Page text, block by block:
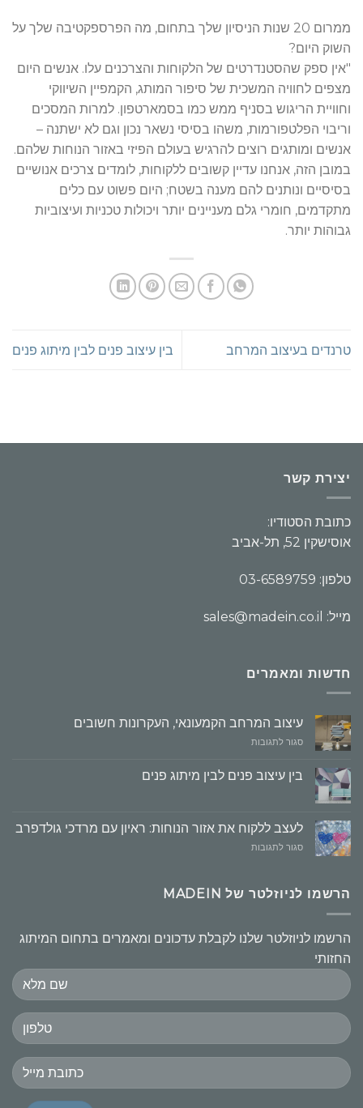
ממרום 20 שנות הניסיון שלך בתחום, מה הפרספקטיבה שלך על
השוק היום?
"אין ספק שהסטנדרטים של הלקוחות והצרכנים עלו. אנשים היום
מצפים לחוויה המשכית של סיפור המותג, הקמפיין השיווקי
וחוויית הריגוש בסניף ממש כמו בסמארטפון. למרות המסכים
וריבוי הפלטפורמות, משהו בסיסי נשאר נכון וגם לא ישתנה –
אנשים ומותגים רוצים להרגיש בעולם הפיזי באזור הנוחות שלהם.
במובן הזה, אנחנו עדיין קשובים ללקוחות, לומדים צרכים אנושיים
בסיסיים ונותנים להם מענה בשטח; היום פשוט עם כלים
מתקדמים, חומרי גלם מעניינים יותר ויכולות טכניות ועיצוביות
גבוהות יותר.
טרנדים בעיצוב המרחב בין עיצוב פנים לבין מיתוג פנים
יצירת קשר
כתובת הסטודיו:
אוסישקין 52, תל-אביב
טלפון: 03-6589759
מייל: sales@madein.co.il
חדשות ומאמרים
עיצוב המרחב הקמעונאי, העקרונות חשובים
סגור לתגובותעל
הקמעונאי,
בין עיצוב פנים לבין מיתוג פנים
לעצב ללקוח את אזור הנוחות: ראיון עם מרדכי גולדפרב
סגור לתגובותעל
את
אזור
עם
גולדפרב
הרשמו לניוזלטר של MADEIN
הרשמו לניוזלטר שלנו לקבלת עדכונים ומאמרים בתחום המיתוג
החזותי